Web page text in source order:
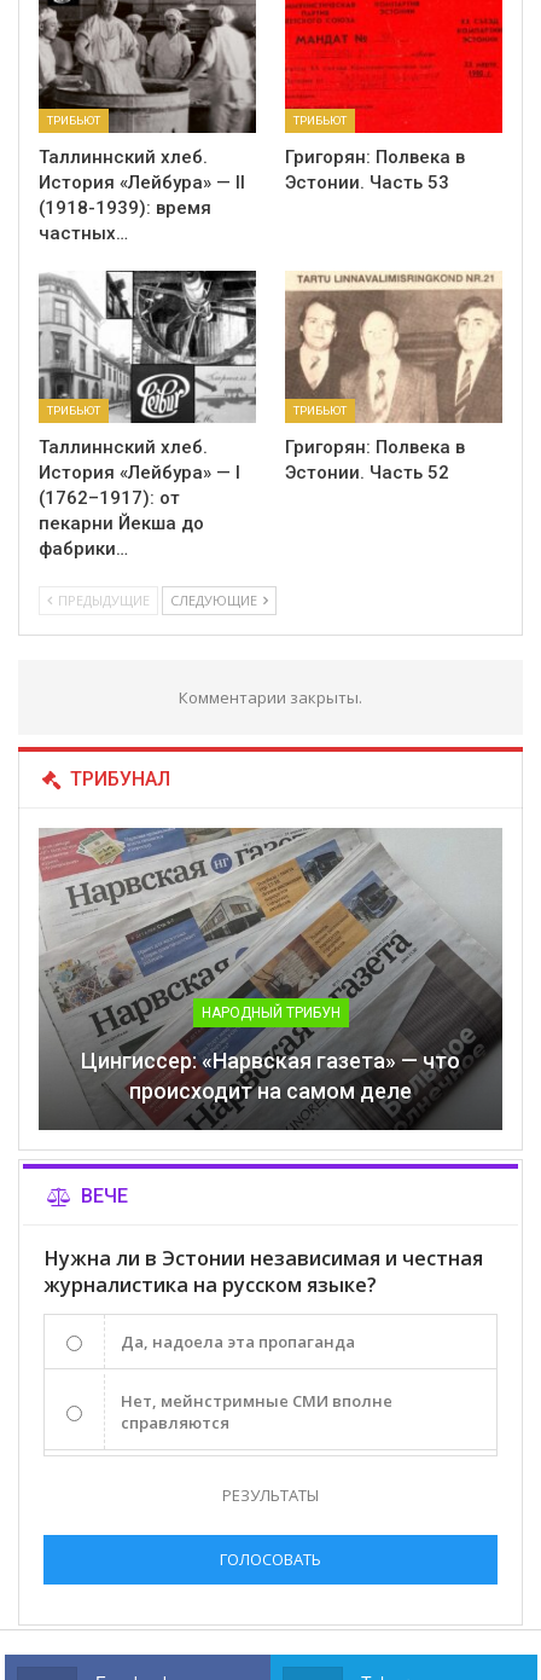
ТРИБЬЮТ
Таллиннский хлеб.
История «Лейбура» — II
(1918-1939): время
частных…
ТРИБЬЮТ
Григорян: Полвека в
Эстонии. Часть 53
ТРИБЬЮТ
Таллиннский хлеб.
История «Лейбура» — I
(1762–1917): от
пекарни Йекша до
фабрики…
ТРИБЬЮТ
Григорян: Полвека в
Эстонии. Часть 52
ПРЕДЫДУЩИЕ СЛЕДУЮЩИЕ
Комментарии закрыты.
ТРИБУНАЛ
НАРОДНЫЙ ТРИБУН
Цингиссер: «Нарвская газета» — что
происходит на самом деле
ВЕЧЕ
Нужна ли в Эстонии независимая и честная
журналистика на русском языке?
Да, надоела эта пропаганда
Нет, мейнстримные СМИ вполне
справляются
РЕЗУЛЬТАТЫ
ГОЛОСОВАТЬ